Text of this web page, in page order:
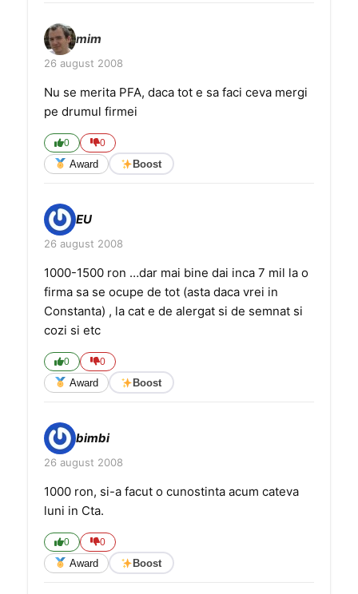
mim
26 august 2008
Nu se merita PFA, daca tot e sa faci ceva mergi
pe drumul firmei
0 0
Award Boost
EU
26 august 2008
1000-1500 ron …dar mai bine dai inca 7 mil la o
firma sa se ocupe de tot (asta daca vrei in
Constanta) , la cat e de alergat si de semnat si
cozi si etc
0 0
Award Boost
bimbi
26 august 2008
1000 ron, si-a facut o cunostinta acum cateva
luni in Cta.
0 0
Award Boost